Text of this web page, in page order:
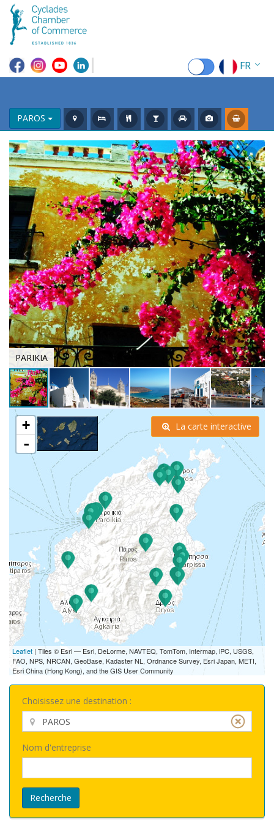
FR
DE
IT
ES
RU
CN
PAROS
PARIKIA
+
-
Leaflet | Tiles © Esri — Esri, DeLorme, NAVTEQ, TomTom, Intermap, iPC, USGS,
FAO, NPS, NRCAN, GeoBase, Kadaster NL, Ordnance Survey, Esri Japan, METI,
Esri China (Hong Kong), and the GIS User Community
La carte interactive
Choisissez une destination :
Nom d'entreprise
Recherche